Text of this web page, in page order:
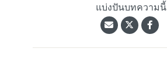
แบ่งปันบทความนี้